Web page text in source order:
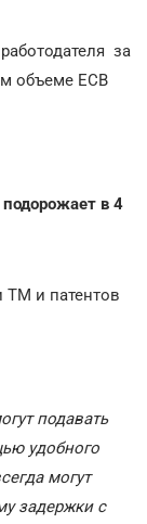
за
объеме ЕСВ
подорожает в 4
ТМ и патентов
подавать
удобного
могут
задержки с